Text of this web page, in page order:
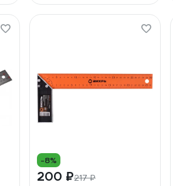
-8%
200 ₽217 ₽